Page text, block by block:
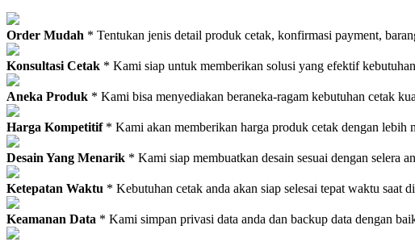
Order Mudah * Tentukan jenis detail produk cetak, konfirmasi payment,
Konsultasi Cetak * Kami siap untuk memberikan solusi yang efektif
Aneka Produk * Kami bisa menyediakan beraneka-ragam kebutuhan cetak
Harga Kompetitif* Kami akan memberikan harga produk cetak dengan lebih
Desain Yang Menarik * Kami siap membuatkan desain sesuai dengan selera
Ketepatan Waktu * Kebutuhan cetak anda akan siap selesai tepat waktu saat
Keamanan Data * Kami simpan privasi data anda dan backup data dengan